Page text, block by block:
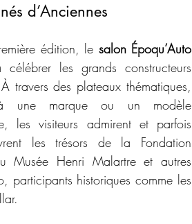
d’Anciennes
édition, le
les grands constructeurs
travers des plateaux thématiques,
une marque ou un modèle
les visiteurs admirent et parfois
les trésors de la Fondation
Musée Henri Malartre et autres
participants historiques comme les